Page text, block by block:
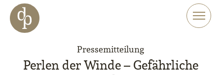
Zum Haupt-Inhalt springen
Zur Navigation springen
Zur Website-Suche springen
Pressemitteilung
Perlen der Winde – Gefährliche